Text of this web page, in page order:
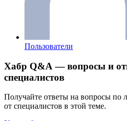
Пользователи
Хабр Q&A — вопросы и
специалистов
Получайте ответы на вопросы по
от специалистов в этой теме.